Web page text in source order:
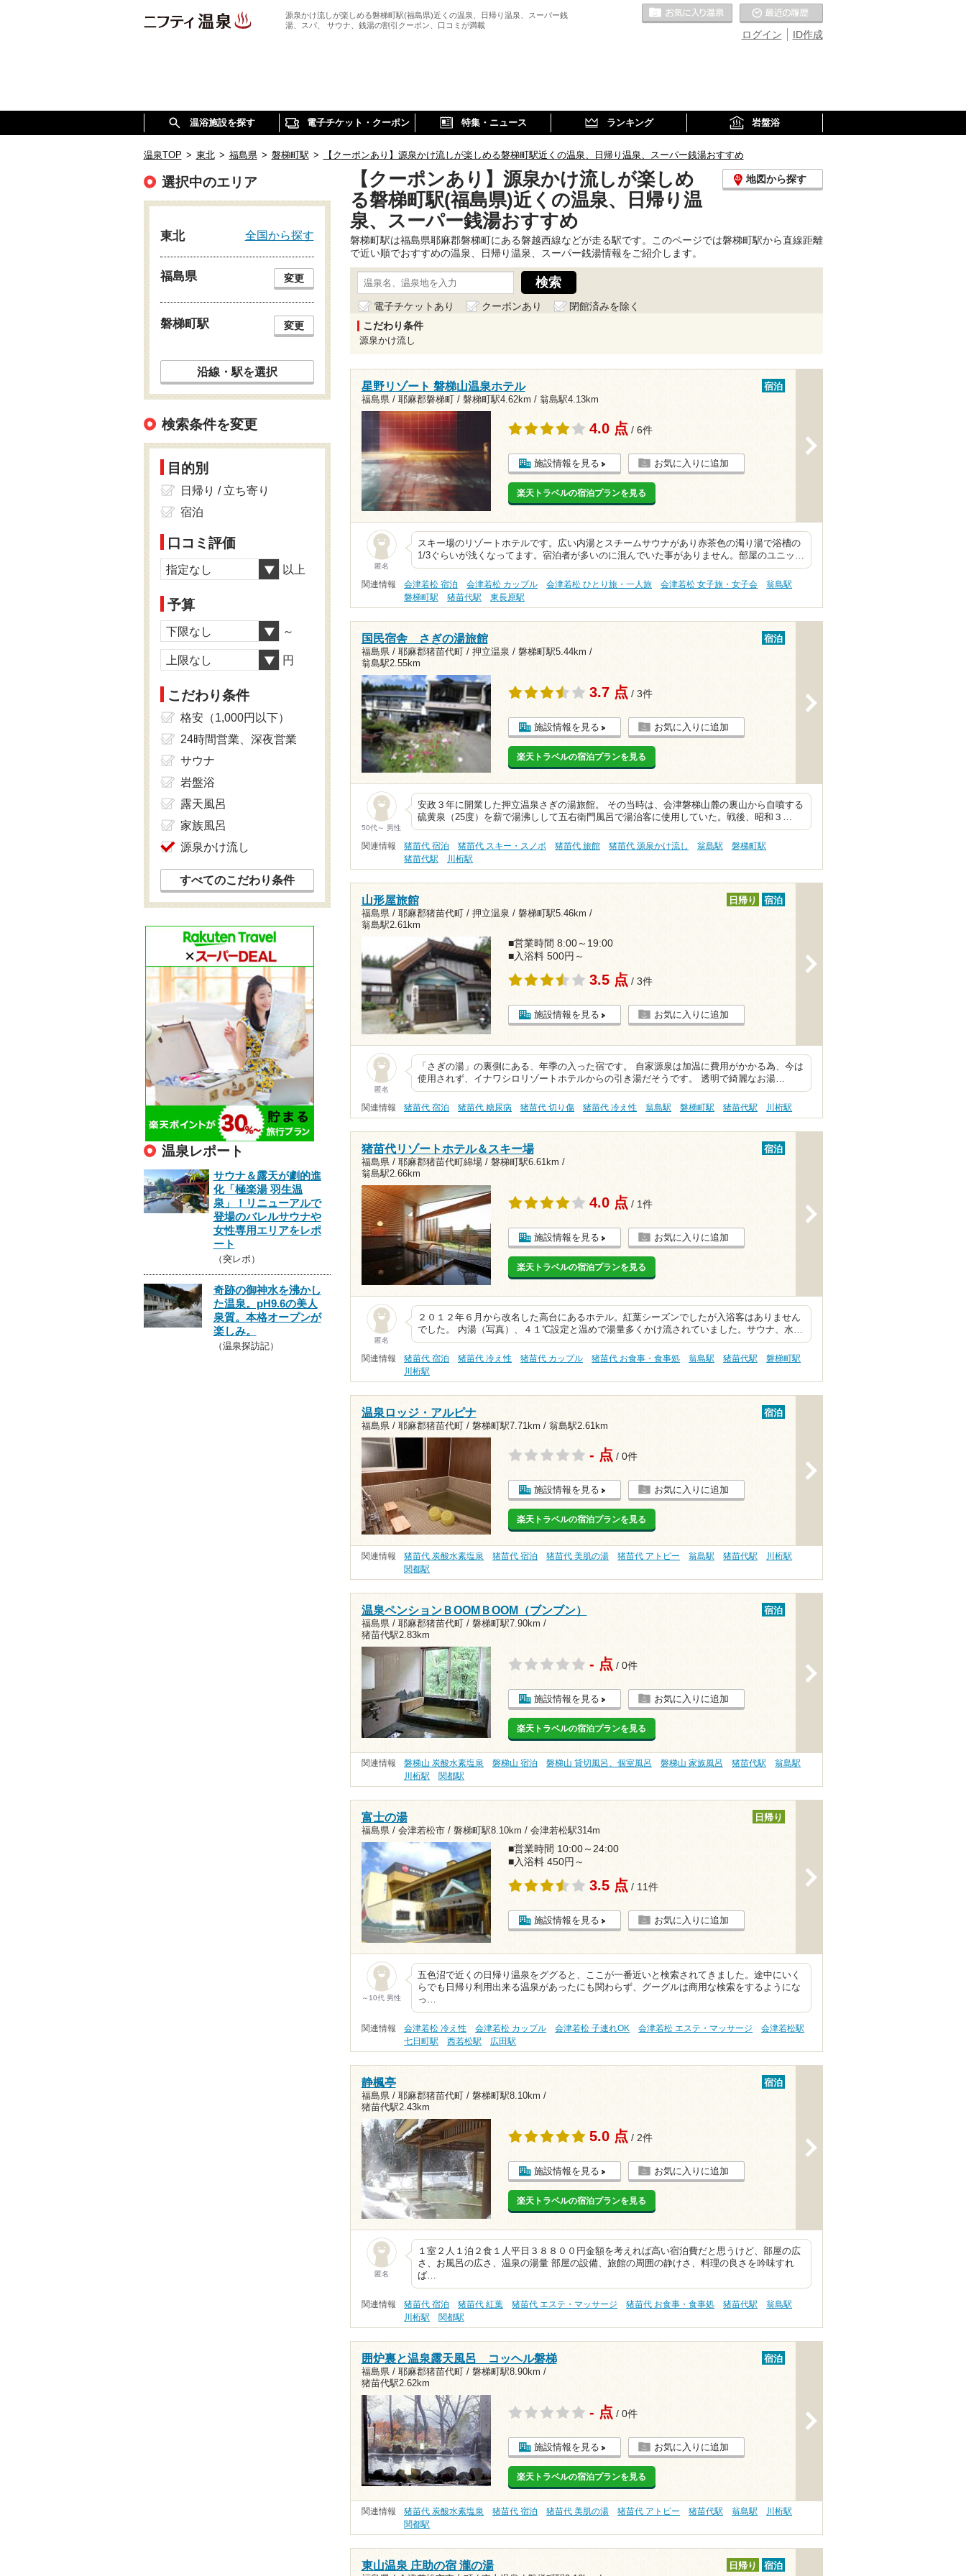
源泉かけ流しが楽しめる磐梯町駅(福島県)近くの温泉、日帰り温泉、スーパー銭
湯、スパ、 サウナ、銭湯の割引クーポン、口コミが満載
ID作成
ログイン
お気に入りの温泉
温浴施設を探す 電子チケット・クーポン 特集・ニュース ランキング 岩盤浴
温泉TOP > 東北 > 福島県 > 磐梯町駅 > 【クーポンあり】源泉かけ流しが楽しめる磐梯町駅近くの温泉、日帰り温泉、スーパー銭湯おすすめ
【クーポンあり】源泉かけ流しが楽しめ
る磐梯町駅(福島県)近くの温泉、日帰り温
泉、スーパー銭湯おすすめ
地図から探す
磐梯町駅は福島県耶麻郡磐梯町にある磐越西線などが走る駅です。このページでは磐梯町駅から直線距離
で近い順でおすすめの温泉、日帰り温泉、スーパー銭湯情報をご紹介します。
電子チケットあり クーポンあり
閉館済みを除く
こだわり条件
源泉かけ流し
星野リゾート 磐梯山温泉ホテル
福島県 / 耶麻郡磐梯町 / 磐梯町駅4.62km / 翁島駅4.13km
宿泊
4.0 点 / 6件
施設情報を見る お気に入りに追加
楽天トラベルの宿泊プランを見る
匿名
スキー場のリゾートホテルです。広い内湯とスチームサウナがあり赤茶色の濁り湯で浴槽の
1/3ぐらいが浅くなってます。宿泊者が多いのに混んでいた事がありません。部屋のユニッ…
関連情報 会津若松 宿泊 会津若松 カップル 会津若松 ひとり旅・一人旅 会津若松 女子旅・女子会
翁島駅
磐梯町駅
猪苗代駅 東長原駅
国民宿舎 さぎの湯旅館
福島県 / 耶麻郡猪苗代町 / 押立温泉 / 磐梯町駅5.44km /
翁島駅2.55km
宿泊
3.7 点 / 3件
施設情報を見る お気に入りに追加
楽天トラベルの宿泊プランを見る
50代～ 男性
安政３年に開業した押立温泉さぎの湯旅館。 その当時は、会津磐梯山麓の裏山から自噴する
硫黄泉（25度）を薪で湯沸しして五右衛門風呂で湯治客に使用していた。戦後、昭和３…
関連情報 猪苗代 宿泊 猪苗代 スキー・スノボ 猪苗代 旅館 猪苗代 源泉かけ流し 翁島駅
磐梯町駅
猪苗代駅
川桁駅
山形屋旅館
福島県 / 耶麻郡猪苗代町 / 押立温泉 / 磐梯町駅5.46km /
翁島駅2.61km
日帰り 宿泊
■営業時間 8:00～19:00
■入浴料 500円～
3.5 点 / 3件
施設情報を見る お気に入りに追加
匿名
「さぎの湯」の裏側にある、年季の入った宿です。 自家源泉は加温に費用がかかる為、今は
使用されず、イナワシロリゾートホテルからの引き湯だそうです。 透明で綺麗なお湯…
関連情報 猪苗代 宿泊 猪苗代 糖尿病 猪苗代 切り傷 猪苗代 冷え性 翁島駅 磐梯町駅 猪苗代駅 川桁駅
猪苗代リゾートホテル＆スキー場
福島県 / 耶麻郡猪苗代町綿場 / 磐梯町駅6.61km /
翁島駅2.66km
宿泊
4.0 点 / 1件
施設情報を見る お気に入りに追加
楽天トラベルの宿泊プランを見る
匿名
２０１２年６月から改名した高台にあるホテル。紅葉シーズンでしたが入浴客はありません
でした。 内湯（写真）、４１℃設定と温めで湯量多くかけ流されていました。サウナ、水…
関連情報 猪苗代 宿泊 猪苗代 冷え性 猪苗代 カップル 猪苗代 お食事・食事処 翁島駅 猪苗代駅
磐梯町駅
川桁駅
温泉ロッジ・アルピナ
福島県 / 耶麻郡猪苗代町 / 磐梯町駅7.71km / 翁島駅2.61km
宿泊
- 点 / 0件
施設情報を見る お気に入りに追加
楽天トラベルの宿泊プランを見る
関連情報 猪苗代 炭酸水素塩泉 猪苗代 宿泊 猪苗代 美肌の湯 猪苗代 アトピー 翁島駅 猪苗代駅
川桁駅
関都駅
温泉ペンションＢOOMＢOOM（ブンブン）
福島県 / 耶麻郡猪苗代町 / 磐梯町駅7.90km /
猪苗代駅2.83km
宿泊
- 点 / 0件
施設情報を見る お気に入りに追加
楽天トラベルの宿泊プランを見る
関連情報 磐梯山 炭酸水素塩泉 磐梯山 宿泊 磐梯山 貸切風呂、個室風呂 磐梯山 家族風呂 猪苗代駅
翁島駅
川桁駅
関都駅
富士の湯
福島県 / 会津若松市 / 磐梯町駅8.10km / 会津若松駅314m
日帰り
■営業時間 10:00～24:00
■入浴料 450円～
3.5 点 / 11件
施設情報を見る お気に入りに追加
～10代 男性
五色沼で近くの日帰り温泉をググると、ここが一番近いと検索されてきました。途中にいく
らでも日帰り利用出来る温泉があったにも関わらず、グーグルは商用な検索をするようにな
っ…
関連情報 会津若松 冷え性 会津若松 カップル 会津若松 子連れOK 会津若松 エステ・マッサージ
会津若松駅
七日町駅
西若松駅 広田駅
静楓亭
福島県 / 耶麻郡猪苗代町 / 磐梯町駅8.10km /
猪苗代駅2.43km
宿泊
5.0 点 / 2件
施設情報を見る お気に入りに追加
楽天トラベルの宿泊プランを見る
匿名
１室２人１泊２食１人平日３８８００円金額を考えれば高い宿泊費だと思うけど、部屋の広
さ、お風呂の広さ、温泉の湯量 部屋の設備、旅館の周囲の静けさ、料理の良さを吟味すれ
ば…
関連情報 猪苗代 宿泊 猪苗代 紅葉 猪苗代 エステ・マッサージ 猪苗代 お食事・食事処 猪苗代駅
翁島駅
川桁駅
関都駅
囲炉裏と温泉露天風呂 コッヘル磐梯
福島県 / 耶麻郡猪苗代町 / 磐梯町駅8.90km /
猪苗代駅2.62km
宿泊
- 点 / 0件
施設情報を見る お気に入りに追加
楽天トラベルの宿泊プランを見る
関連情報 猪苗代 炭酸水素塩泉 猪苗代 宿泊 猪苗代 美肌の湯 猪苗代 アトピー 猪苗代駅 翁島駅
川桁駅
関都駅
東山温泉 庄助の宿 瀧の湯 日帰り 宿泊
選択中のエリア
東北 全国から探す
福島県 変更
磐梯町駅 変更
沿線・駅を選択
検索条件を変更
目的別
日帰り / 立ち寄り
宿泊
口コミ評価
指定なし 以上
予算
下限なし ～
上限なし 円
こだわり条件
格安（1,000円以下）
24時間営業、深夜営業
サウナ
岩盤浴
露天風呂
家族風呂
源泉かけ流し
すべてのこだわり条件
温泉レポート
サウナ＆露天が劇的進
化「極楽湯 羽生温
泉」！リニューアルで
登場のバレルサウナや
女性専用エリアをレポ
ート
（突レポ）
奇跡の御神水を沸かし
た温泉。pH9.6の美人
泉質。本格オープンが
楽しみ。
（温泉探訪記）